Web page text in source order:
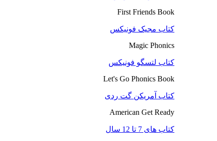
First Friends Book
کتاب مجیک فونیکس
Magic Phonics
کتاب لتسگو فونیکس
Let's Go Phonics Book
کتاب آمریکن گت ردی
American Get Ready
کتاب های 7 تا 12 سال